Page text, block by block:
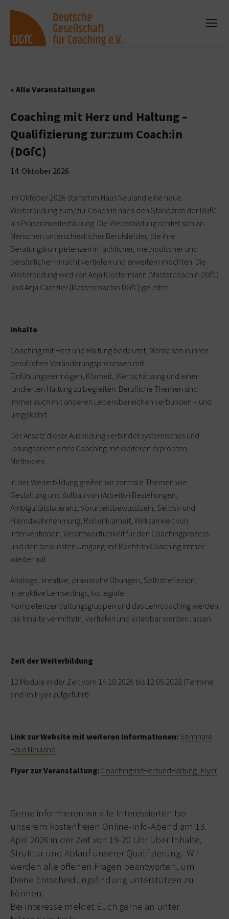
« Alle Veranstaltungen
Coaching mit Herz und Haltung –
Qualifizierung zur:zum Coach:in
(DGfC)
14. Oktober 2026
Im Oktober 2026 startet im Haus Neuland eine neue
Weiterbildung zum/zur Coach:in nach den Standards der DGfC
als Präsenzweiterbildung. Die Weiterbildung richtet sich an
Menschen unterschiedlicher Berufsfelder, die ihre
Beratungskompetenzen in fachlicher, methodischer und
persönlicher Hinsicht vertiefen und erweitern möchten. Die
Weiterbildung wird von Anja Klostermann (Mastercoachin DGfC)
und Anja Cantzler (Mastercoachin DGfC) geleitet.
Inhalte
Coaching mit Herz und Haltung bedeutet, Menschen in ihren
beruflichen Veränderungsprozessen mit
Einfühlungsvermögen, Klarheit, Wertschätzung und einer
fundierten Haltung zu begleiten. Berufliche Themen sind
immer auch mit anderen Lebensbereichen verbunden – und
umgekehrt.
Der Ansatz dieser Ausbildung verbindet systemisches und
lösungsorientiertes Coaching mit weiteren erprobten
Methoden.
In der Weiterbildung greifen wir zentrale Themen wie
Gestaltung und Aufbau von (Arbeits-) Beziehungen,
Ambiguitätstoleranz, Vorurteilsbewusstsein, Selbst- und
Fremdwahrnehmung, Rollenklarheit, Wirksamkeit von
Interventionen, Verantwortlichkeit für den Coachingprozess
und den bewussten Umgang mit Macht im Coaching immer
wieder auf.
Analoge, kreative, praxisnahe Übungen, Selbstreflexion,
interaktive Lernsettings, kollegiale
Kompetenzentfaltungsgruppen und das Lehrcoaching werden
die Inhalte vermitteln, vertiefen und erlebbar werden lassen.
Zeit der Weiterbildung
12 Module in der Zeit vom 14.10.2026 bis 12.05.2028 (Termine
sind im Flyer aufgeführt)
Link zur Website mit weiteren Informationen: Seminare
Haus Neuland
Flyer zur Veranstaltung: CoachingmitHerzundHaltung_Flyer
Gerne informieren wir alle Interessierten bei
unserem kostenfreien Online-Info-Abend am 13.
April 2026 in der Zeit von 19-20 Uhr über Inhalte,
Struktur und Ablauf unserer Qualifizierung. Wir
werden alle offenen Fragen beantworten, um
Deine Entscheidungsfindung unterstützen zu
können.
Bei Interesse meldet Euch gerne an unter